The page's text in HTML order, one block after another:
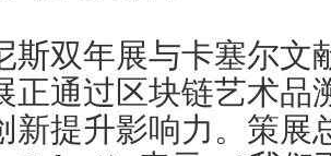
斯双年展与卡塞尔文
正通过区块链艺术品
新提升影响力。策展